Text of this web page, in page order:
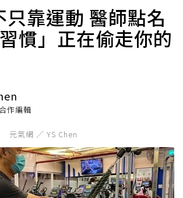
只靠運動 醫師點名
習慣」正在偷走你的
作編輯
元氣網 ／ YS Chen